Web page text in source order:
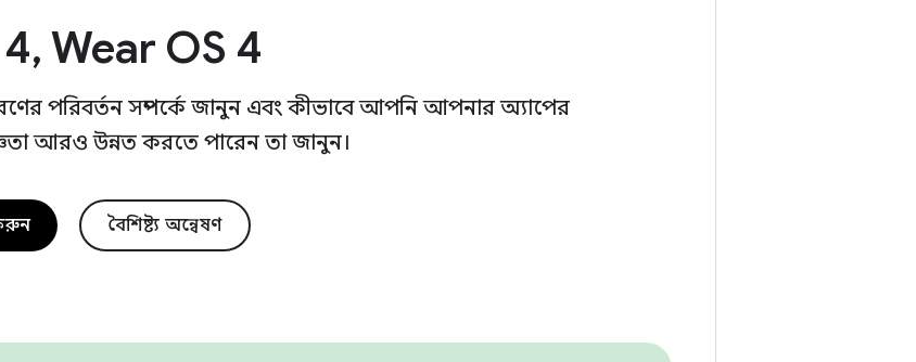
, Wear OS 4
পরিবর্তন সম্পর্কে জানুন এবং কীভাবে আপনি আপনার অ্যাপের
আরও উন্নত করতে পারেন তা জানুন।
বৈশিষ্ট্য অন্বেষণ